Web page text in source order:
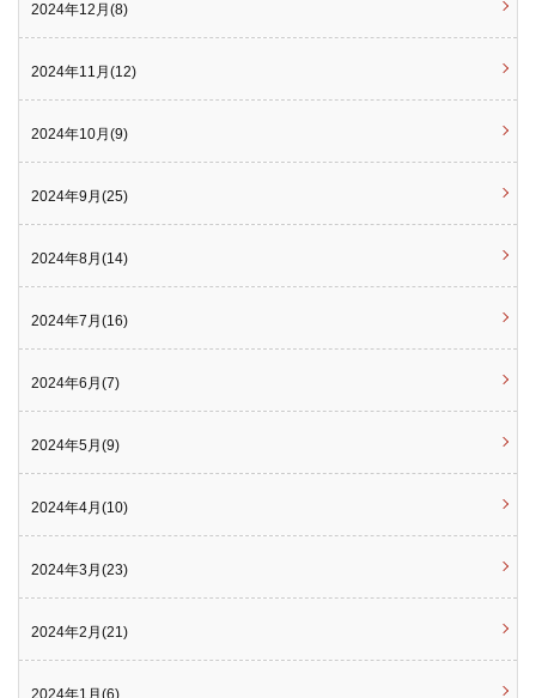
2024年12月(8)
2024年11月(12)
2024年10月(9)
2024年9月(25)
2024年8月(14)
2024年7月(16)
2024年6月(7)
2024年5月(9)
2024年4月(10)
2024年3月(23)
2024年2月(21)